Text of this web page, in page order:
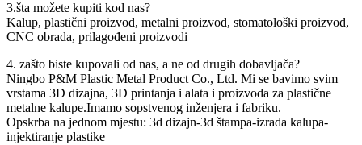
3.šta možete kupiti kod nas?
Kalup, plastični proizvod, metalni proizvod, stomatološki proizvod,
CNC obrada, prilagođeni proizvodi
4. zašto biste kupovali od nas, a ne od drugih dobavljača?
Ningbo P&M Plastic Metal Product Co., Ltd. Mi se bavimo svim
vrstama 3D dizajna, 3D printanja i alata i proizvoda za plastične
metalne kalupe.Imamo sopstvenog inženjera i fabriku.
Opskrba na jednom mjestu: 3d dizajn-3d štampa-izrada kalupa-
injektiranje plastike